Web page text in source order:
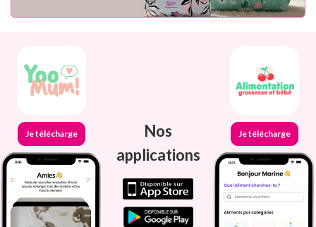
Je télécharge
Nos
applications
Je télécharge